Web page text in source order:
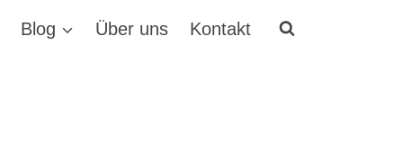
Blog Über uns Kontakt